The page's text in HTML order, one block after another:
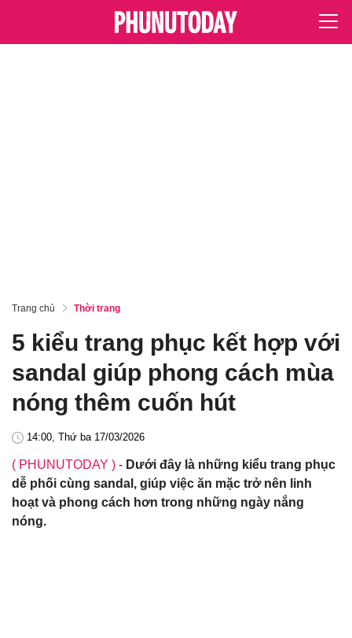
Trang chủ Thời trang
5 kiểu trang phục kết hợp với
sandal giúp phong cách mùa
nóng thêm cuốn hút
14:00, Thứ ba 17/03/2026
( PHUNUTODAY ) - Dưới đây là những kiểu trang phục
dễ phối cùng sandal, giúp việc ăn mặc trở nên linh
hoạt và phong cách hơn trong những ngày nắng
nóng.